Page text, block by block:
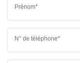
Prénom*
N° de téléphone*